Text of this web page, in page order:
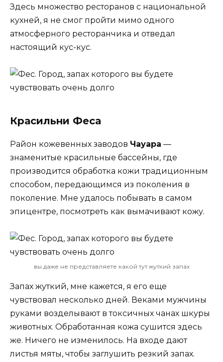
Здесь множество ресторанов с национальной
кухней, я не смог пройти мимо одного
атмосферного ресторанчика и отведал
настоящий кус-кус.
Красильни Феса
Район кожевенных заводов Чауара —
знаменитые красильные бассейны, где
производится обработка кожи традиционным
способом, передающимся из поколения в
поколение. Мне удалось побывать в самом
эпицентре, посмотреть как вымачивают кожу.
вы даже не представляете какой тут жуткий запах
Запах жуткий, мне кажется, я его еще
чувствовал несколько дней. Веками мужчины
руками возделывают в токсичных чанах шкуры
животных. Обработанная кожа сушится здесь
же. Ничего не изменилось. На входе дают
листья мяты, чтобы заглушить резкий запах.